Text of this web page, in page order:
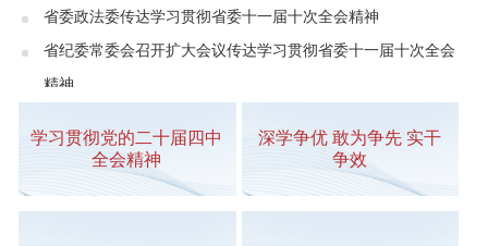
省委政法委传达学习贯彻省委十一届十次全会精神
省纪委常委会召开扩大会议传达学习贯彻省委十一届十次全会
精神
全会精神系列谈之二
8月，哪些极端天气需重点关注
学习贯彻党的二十届四中
全会精神
深学争优 敢为争先 实干
争效